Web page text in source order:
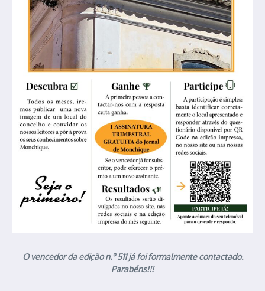
O vencedor da edição n.º 511 já foi formalmente contactado.
Parabéns!!!